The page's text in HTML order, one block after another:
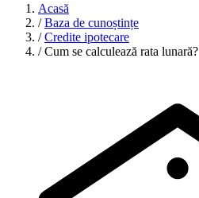
Acasă
/ Baza de cunoștințe
/ Credite ipotecare
/ Cum se calculează rata lunară?